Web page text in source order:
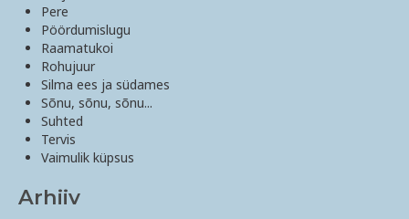
Pere
Pöördumislugu
Raamatukoi
Rohujuur
Silma ees ja südames
Sõnu, sõnu, sõnu...
Suhted
Tervis
Vaimulik küpsus
Arhiiv